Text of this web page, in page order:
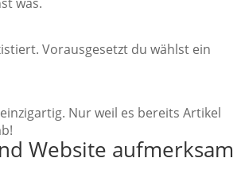
Vorausgesetzt du wählst ein
Nur weil es bereits Artikel
Website aufmerksam